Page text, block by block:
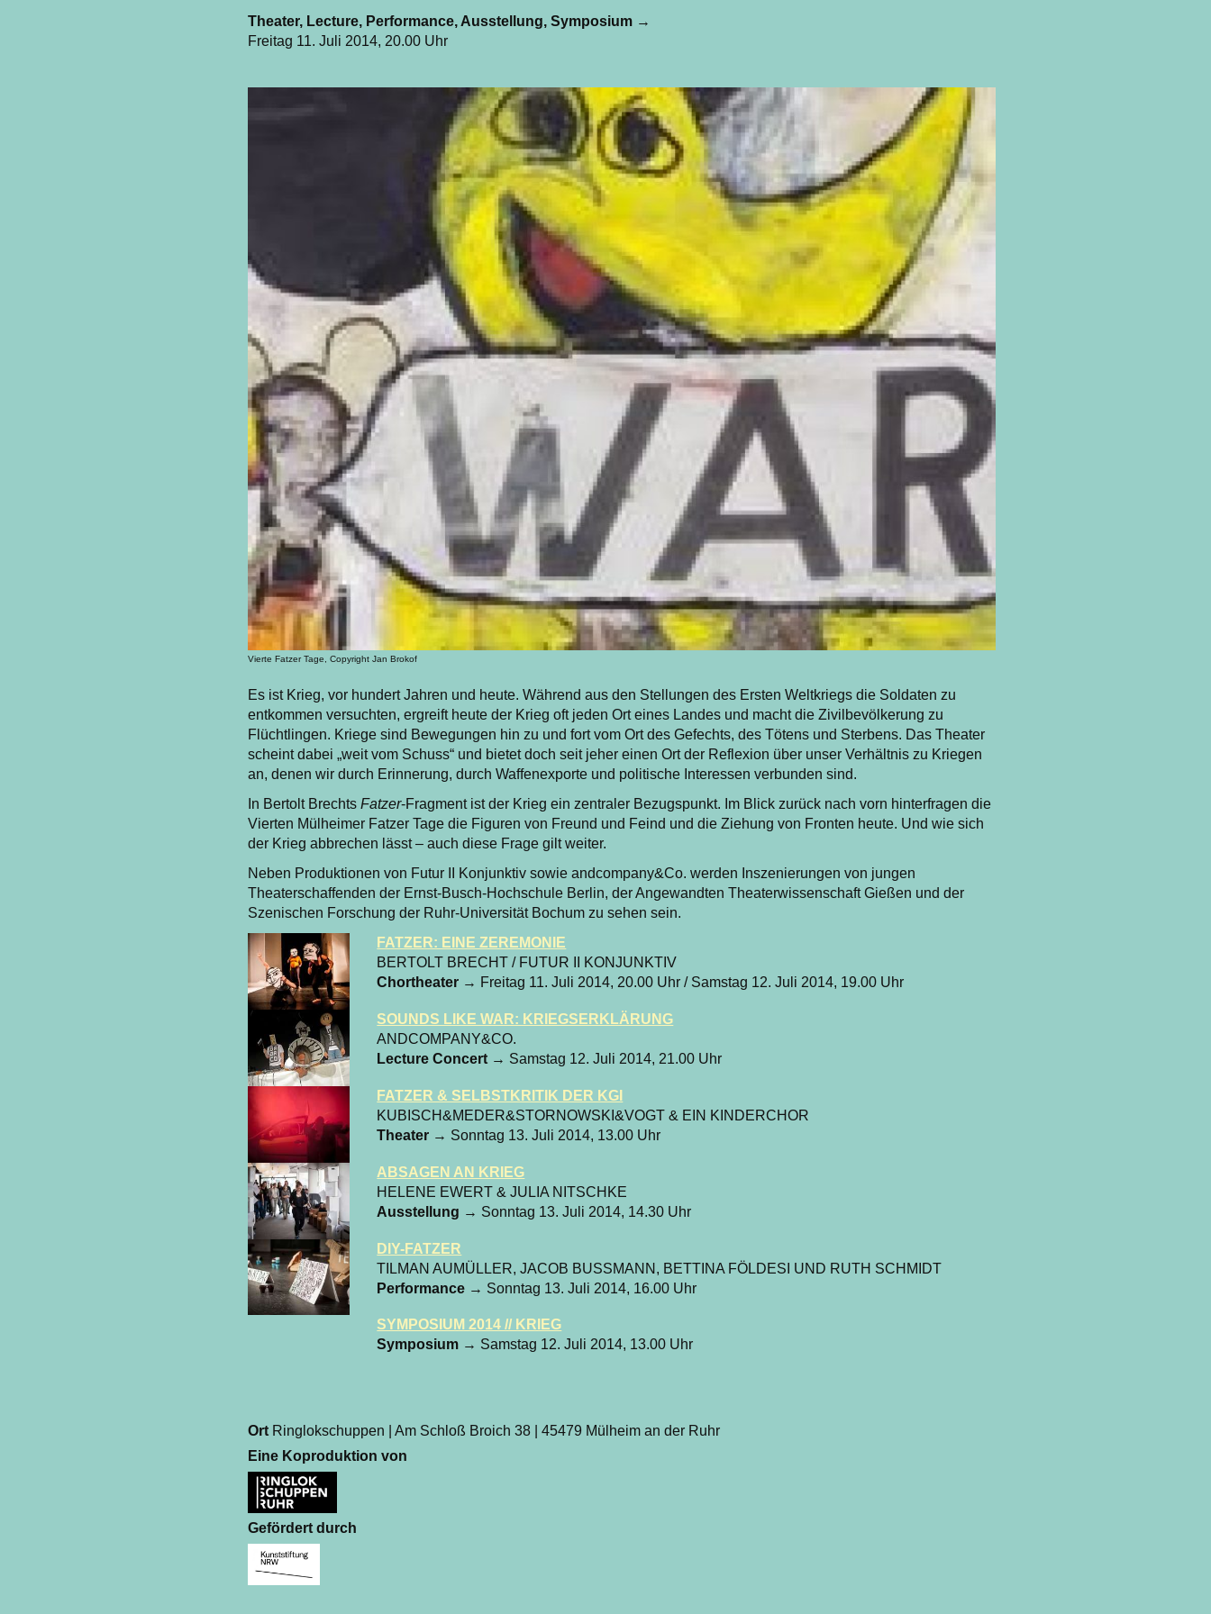
Theater, Lecture, Performance, Ausstellung, Symposium →
Freitag 11. Juli 2014, 20.00 Uhr
Vierte Fatzer Tage, Copyright Jan Brokof
Es ist Krieg, vor hundert Jahren und heute. Während aus den Stellungen des Ersten Weltkriegs die Soldaten zu
entkommen versuchten, ergreift heute der Krieg oft jeden Ort eines Landes und macht die Zivilbevölkerung zu
Flüchtlingen. Kriege sind Bewegungen hin zu und fort vom Ort des Gefechts, des Tötens und Sterbens. Das Theater
scheint dabei „weit vom Schuss“ und bietet doch seit jeher einen Ort der Reflexion über unser Verhältnis zu Kriegen
an, denen wir durch Erinnerung, durch Waffenexporte und politische Interessen verbunden sind.
In Bertolt Brechts Fatzer-Fragment ist der Krieg ein zentraler Bezugspunkt. Im Blick zurück nach vorn hinterfragen die
Vierten Mülheimer Fatzer Tage die Figuren von Freund und Feind und die Ziehung von Fronten heute. Und wie sich
der Krieg abbrechen lässt – auch diese Frage gilt weiter.
Neben Produktionen von Futur II Konjunktiv sowie andcompany&Co. werden Inszenierungen von jungen
Theaterschaffenden der Ernst-Busch-Hochschule Berlin, der Angewandten Theaterwissenschaft Gießen und der
Szenischen Forschung der Ruhr-Universität Bochum zu sehen sein.
FATZER: EINE ZEREMONIE
BERTOLT BRECHT / FUTUR II KONJUNKTIV
Chortheater → Freitag 11. Juli 2014, 20.00 Uhr / Samstag 12. Juli 2014, 19.00 Uhr
SOUNDS LIKE WAR: KRIEGSERKLÄRUNG
ANDCOMPANY&CO.
Lecture Concert → Samstag 12. Juli 2014, 21.00 Uhr
FATZER & SELBSTKRITIK DER KGI
KUBISCH&MEDER&STORNOWSKI&VOGT & EIN KINDERCHOR
Theater → Sonntag 13. Juli 2014, 13.00 Uhr
ABSAGEN AN KRIEG
HELENE EWERT & JULIA NITSCHKE
Ausstellung → Sonntag 13. Juli 2014, 14.30 Uhr
DIY-FATZER
TILMAN AUMÜLLER, JACOB BUSSMANN, BETTINA FÖLDESI UND RUTH SCHMIDT
Performance → Sonntag 13. Juli 2014, 16.00 Uhr
SYMPOSIUM 2014 // KRIEG
Symposium → Samstag 12. Juli 2014, 13.00 Uhr
Ort Ringlokschuppen | Am Schloß Broich 38 | 45479 Mülheim an der Ruhr
Eine Koproduktion von
Gefördert durch